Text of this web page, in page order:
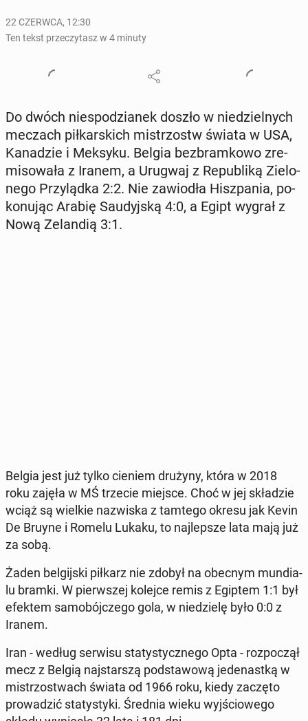
22 CZERWCA, 12:30
Ten tekst przeczytasz w 4 minuty
Do dwóch nie­spo­dzia­nek doszło w nie­dziel­nych
meczach pił­kar­skich mi­strzostw świata w USA,
Ka­na­dzie i Meksyku. Belgia bez­bram­ko­wo zre­
mi­so­wa­ła z Iranem, a Urugwaj z Re­pu­bli­ką Zie­lo­
ne­go Przy­ląd­ka 2:2. Nie za­wio­dła Hisz­pa­nia, po­
ko­nu­jąc Arabię Sau­dyj­ską 4:0, a Egipt wygrał z
Nową Ze­lan­dią 3:1.
Belgia jest już tylko cieniem drużyny, która w 2018
roku zajęła w MŚ trzecie miejsce. Choć w jej skła­dzie
wciąż są wielkie na­zwi­ska z tamtego okresu jak Kevin
De Bruyne i Romelu Lukaku, to naj­lep­sze lata mają już
za sobą.
Żaden bel­gij­ski piłkarz nie zdobył na obecnym mun­dia­
lu bramki. W pierw­szej kolejce remis z Egiptem 1:1 był
efektem sa­mo­bój­cze­go gola, w nie­dzie­lę było 0:0 z
Iranem.
Iran - według serwisu sta­ty­stycz­ne­go Opta - roz­po­czął
mecz z Belgią naj­star­szą pod­sta­wo­wą je­de­nast­ką w
mi­strzo­stwach świata od 1966 roku, kiedy zaczęto
pro­wa­dzić sta­ty­sty­ki. Średnia wieku wyj­ścio­we­go